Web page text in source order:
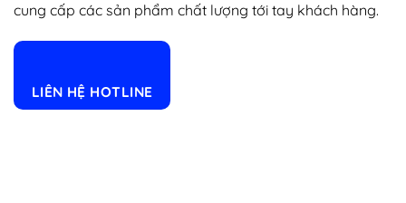
cung cấp các sản phẩm chất lượng tới tay khách hàng.
LIÊN HỆ HOTLINE